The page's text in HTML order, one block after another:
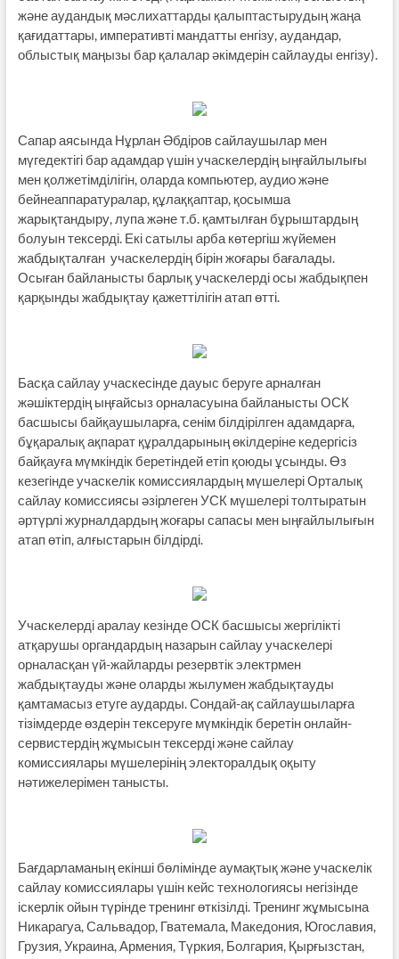
және аудандық мәслихаттарды қалыптастырудың жаңа
қағидаттары, императивті мандатты енгізу, аудандар,
облыстық маңызы бар қалалар әкімдерін сайлауды енгізу).
Сапар аясында Нұрлан Әбдіров сайлаушылар мен
мүгедектігі бар адамдар үшін учаскелердің ыңғайлылығы
мен қолжетімділігін, оларда компьютер, аудио және
бейнеаппаратуралар, құлаққаптар, қосымша
жарықтандыру, лупа және т.б. қамтылған бұрыштардың
болуын тексерді. Екі сатылы арба көтергіш жүйемен
жабдықталған учаскелердің бірін жоғары бағалады.
Осыған байланысты барлық учаскелерді осы жабдықпен
қарқынды жабдықтау қажеттілігін атап өтті.
Басқа сайлау учаскесінде дауыс беруге арналған
жәшіктердің ыңғайсыз орналасуына байланысты ОСК
басшысы байқаушыларға, сенім білдірілген адамдарға,
бұқаралық ақпарат құралдарының өкілдеріне кедергісіз
байқауға мүмкіндік беретіндей етіп қоюды ұсынды. Өз
кезегінде учаскелік комиссиялардың мүшелері Орталық
сайлау комиссиясы әзірлеген УСК мүшелері толтыратын
әртүрлі журналдардың жоғары сапасы мен ыңғайлылығын
атап өтіп, алғыстарын білдірді.
Учаскелерді аралау кезінде ОСК басшысы жергілікті
атқарушы органдардың назарын сайлау учаскелері
орналасқан үй-жайларды резервтік электрмен
жабдықтауды және оларды жылумен жабдықтауды
қамтамасыз етуге аударды. Сондай-ақ сайлаушыларға
тізімдерде өздерін тексеруге мүмкіндік беретін онлайн-
сервистердің жұмысын тексерді және сайлау
комиссиялары мүшелерінің электоралдық оқыту
нәтижелерімен танысты.
Бағдарламаның екінші бөлімінде аумақтық және учаскелік
сайлау комиссиялары үшін кейс технологиясы негізінде
іскерлік ойын түрінде тренинг өткізілді. Тренинг жұмысына
Никарагуа, Сальвадор, Гватемала, Македония, Югославия,
Грузия, Украина, Армения, Түркия, Болгария, Қырғызстан,